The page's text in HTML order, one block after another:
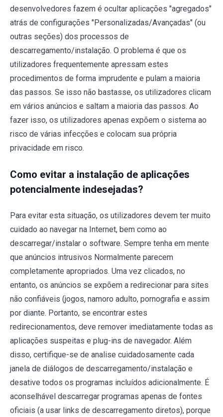
desenvolvedores fazem é ocultar aplicações "agregados"
atrás de configurações "Personalizadas/Avançadas" (ou
outras seções) dos processos de
descarregamento/instalação. O problema é que os
utilizadores frequentemente apressam estes
procedimentos de forma imprudente e pulam a maioria
das passos. Se isso não bastasse, os utilizadores clicam
em vários anúncios e saltam a maioria das passos. Ao
fazer isso, os utilizadores apenas expõem o sistema ao
risco de várias infecções e colocam sua própria
privacidade em risco.
Como evitar a instalação de aplicações
potencialmente indesejadas?
Para evitar esta situação, os utilizadores devem ter muito
cuidado ao navegar na Internet, bem como ao
descarregar/instalar o software. Sempre tenha em mente
que anúncios intrusivos Normalmente parecem
completamente apropriados. Uma vez clicados, no
entanto, os anúncios se expõem a redirecionar para sites
não confiáveis ​​(jogos, namoro adulto, pornografia e assim
por diante. Portanto, se encontrar estes
redirecionamentos, deve remover imediatamente todas as
aplicações suspeitas e plug-ins de navegador. Além
disso, certifique-se de analise cuidadosamente cada
janela de diálogos de descarregamento/instalação e
desative todos os programas incluídos adicionalmente. É
aconselhável descarregar programas apenas de fontes
oficiais (a usar links de descarregamento diretos), porque